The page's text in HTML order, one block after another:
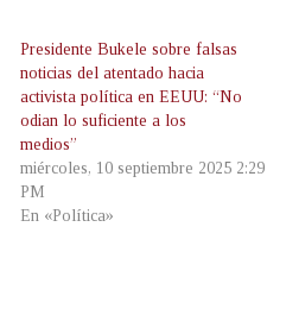
Presidente Bukele sobre falsas
noticias del atentado hacia
activista política en EEUU: “No
odian lo suficiente a los
medios”
miércoles, 10 septiembre 2025 2:29
PM
En «Política»